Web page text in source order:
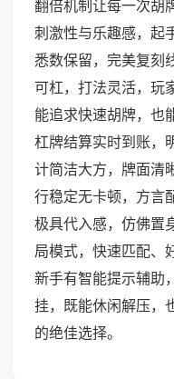
翻倍机制让每一次胡
刺激性与乐趣感，起
悉数保留，完美复刻
可杠，打法灵活，玩
能追求快速胡牌，也
杠牌结算实时到账，
计简洁大方，牌面清
行稳定无卡顿，方言
极具代入感，仿佛置
局模式，快速匹配、
新手有智能提示辅助
挂，既能休闲解压，
的绝佳选择。